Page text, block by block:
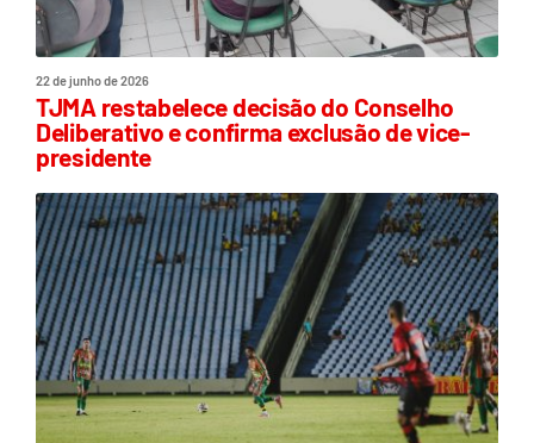
22 de junho de 2026
TJMA restabelece decisão do Conselho
Deliberativo e confirma exclusão de vice-
presidente